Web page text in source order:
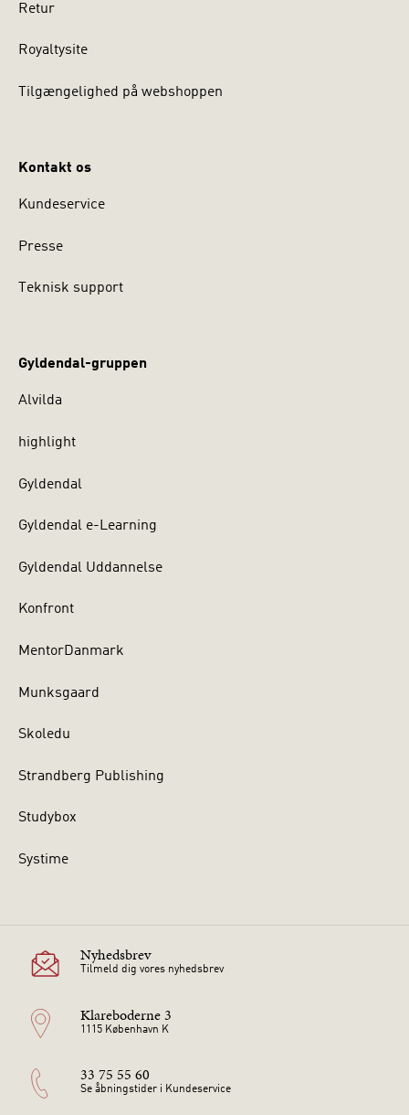
Retur
Royaltysite
Tilgængelighed på webshoppen
Kontakt os
Kundeservice
Presse
Teknisk support
Gyldendal-gruppen
Alvilda
highlight
Gyldendal
Gyldendal e-Learning
Gyldendal Uddannelse
Konfront
MentorDanmark
Munksgaard
Skoledu
Strandberg Publishing
Studybox
Systime
Nyhedsbrev
Tilmeld dig vores nyhedsbrev
Klareboderne 3
1115 København K
33 75 55 60
Se åbningstider i Kundeservice